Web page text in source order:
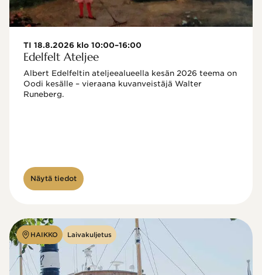
TI 18.8.2026 klo 10:00–16:00
Edelfelt Ateljee
Albert Edelfeltin ateljeealueella kesän 2026 teema on
Oodi kesälle – vieraana kuvanveistäjä Walter
Näytä tiedot
HAIKKO Laivakuljetus